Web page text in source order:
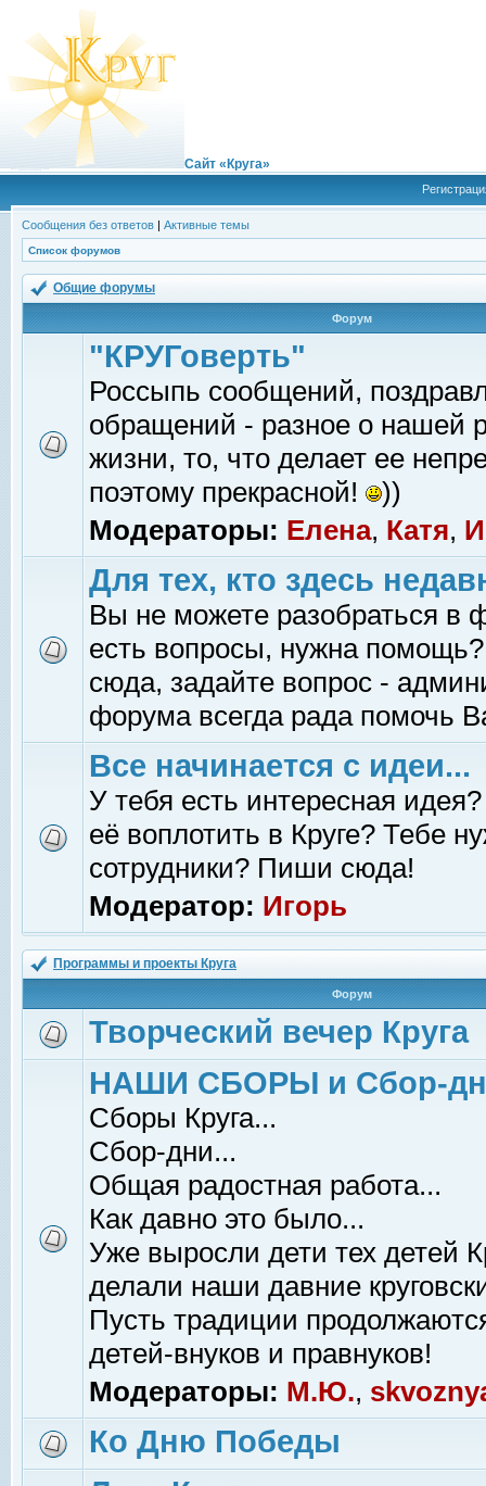
Сайт «Круга»
Сообщения без ответов | Активные темы
Список форумов
Общие форумы
Форум
"КРУГоверть"
Россыпь сообщений,
обращений - разное о нашей
жизни, то, что делает ее
поэтому прекрасной!
))
Модераторы: Елена, Катя,
Для тех, кто здесь
Вы не можете разобраться в
есть вопросы, нужна помощь?
сюда, задайте вопрос -
форума всегда рада помочь
Все начинается с идеи...
У тебя есть интересная
её воплотить в Круге? Тебе
сотрудники? Пиши сюда!
Модератор: Игорь
Программы и проекты Круга
Форум
Творческий вечер Круга
НАШИ СБОРЫ и Сбор-
Сборы Круга...
Сбор-дни...
Общая радостная работа...
Как давно это было...
Уже выросли дети тех детей
делали наши давние
Пусть традиции
детей-внуков и правнуков!
Модераторы: М.Ю.,
Ко Дню Победы